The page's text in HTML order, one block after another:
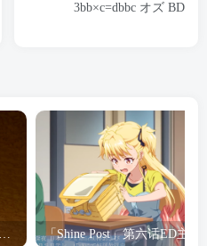
3bb×c=dbbc オズ BD
overlord卢贝多的龙王谁厉害 「Overlord」露普斯蕾琪娜·贝塔手办开订